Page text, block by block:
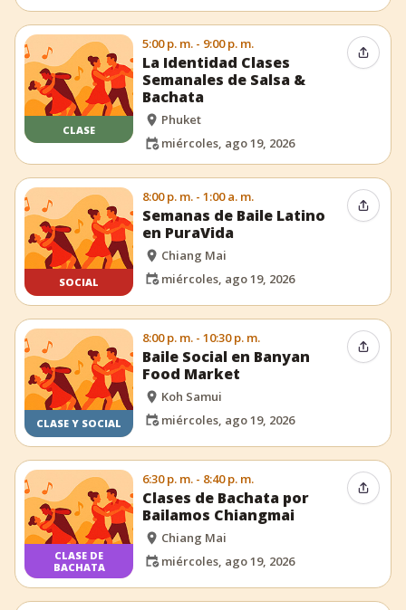
CLASE
5:00 p. m. - 9:00 p. m.
La Identidad Clases
Semanales de Salsa &
Bachata
Phuket
miércoles, ago 19, 2026
SOCIAL
8:00 p. m. - 1:00 a. m.
Semanas de Baile Latino
en PuraVida
Chiang Mai
miércoles, ago 19, 2026
CLASE Y SOCIAL
8:00 p. m. - 10:30 p. m.
Baile Social en Banyan
Food Market
Koh Samui
miércoles, ago 19, 2026
CLASE DE
BACHATA
6:30 p. m. - 8:40 p. m.
Clases de Bachata por
Bailamos Chiangmai
Chiang Mai
miércoles, ago 19, 2026